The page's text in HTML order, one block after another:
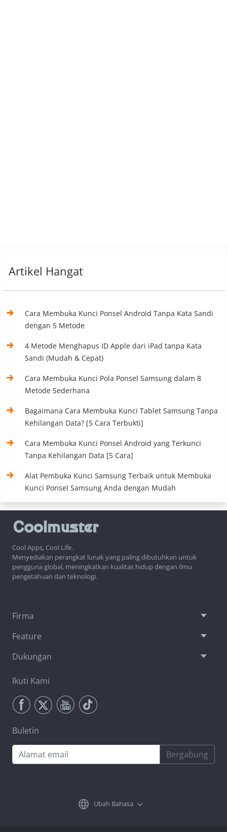
Artikel Hangat
Cara Membuka Kunci Ponsel Android Tanpa Kata Sandi
dengan 5 Metode
4 Metode Menghapus ID Apple dari iPad tanpa Kata
Sandi (Mudah & Cepat)
Cara Membuka Kunci Pola Ponsel Samsung dalam 8
Metode Sederhana
Bagaimana Cara Membuka Kunci Tablet Samsung Tanpa
Kehilangan Data? [5 Cara Terbukti]
Cara Membuka Kunci Ponsel Android yang Terkunci
Tanpa Kehilangan Data [5 Cara]
Alat Pembuka Kunci Samsung Terbaik untuk Membuka
Kunci Ponsel Samsung Anda dengan Mudah
Cool Apps, Cool Life.
Menyediakan perangkat lunak yang paling dibutuhkan untuk
pengguna global, meningkatkan kualitas hidup dengan ilmu
pengetahuan dan teknologi.
Firma
Feature
Dukungan
Ikuti Kami
Buletin
Bergabung
Ubah Bahasa